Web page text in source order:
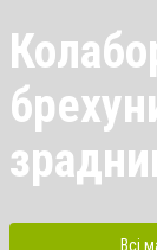
Всі